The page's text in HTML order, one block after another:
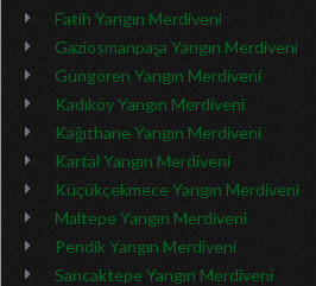
Fatih Yangın Merdiveni
Gaziosmanpaşa Yangın Merdiveni
Güngören Yangın Merdiveni
Kadıköy Yangın Merdiveni
Kağıthane Yangın Merdiveni
Kartal Yangın Merdiveni
Küçükçekmece Yangın Merdiveni
Maltepe Yangın Merdiveni
Pendik Yangın Merdiveni
Sancaktepe Yangın Merdiveni